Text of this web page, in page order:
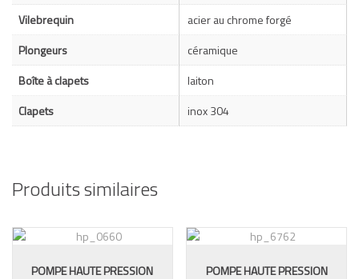
Vilebrequin
acier au chrome forgé
Plongeurs
céramique
Boîte à clapets
laiton
Clapets
inox 304
Produits similaires
POMPE HAUTE PRESSION POMPE HAUTE PRESSION